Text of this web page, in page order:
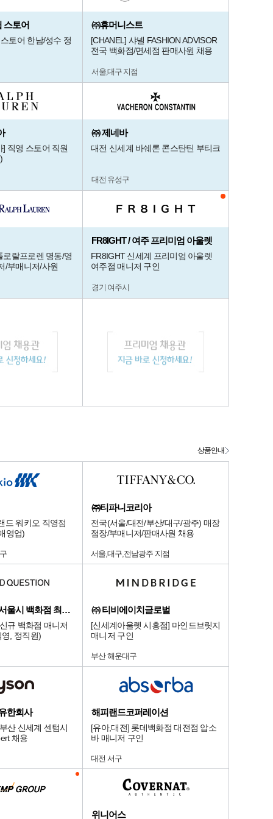
스토어
토어 한남/성수 정
㈜휴머니스트
[CHANEL] 샤넬 FASHION ADVISOR
전국 백화점/면세점 판매사원 채용
서울,대구 지점
직영 스토어 직원
㈜ 제네바
대전 신세계 바쉐론 콘스탄틴 부티크
대전 유성구
로랄프로렌 명동/영
/부매니저/사원
FR8IGHT / 여주 프리미엄 아울렛
FR8IGHT 신세계 프리미엄 아울렛
여주점 매니저 구인
경기 여주시
드 워키오 직영점
영업)
㈜티파니코리아
전국(서울/대전/부산/대구/광주) 매장
점장/부매니저/판매사원 채용
서울,대구,전남광주 지점
디앤드퀘스천/서울시 백화점 최상급 점
규 백화점 매니저
, 정직원)
㈜ 티비에이치글로벌
[신세계아울렛 시흥점] 마인드브릿지
매니저 구인
부산 해운대구
한회사
산 신세계 센텀시
채용
해피랜드코퍼레이션
[유아,대전] 롯데백화점 대전점 압소
바 매니저 구인
대전 서구
위니어스
상품안내